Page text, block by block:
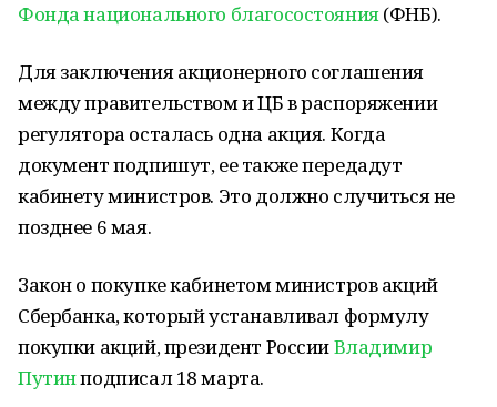
Фонда национального благосостояния(ФНБ).
Для заключения акционерного соглашения
между правительством и ЦБ в распоряжении
регулятора осталась одна акция. Когда
документ подпишут, ее также передадут
кабинету министров. Это должно случиться не
позднее 6 мая.
Закон о покупке кабинетом министров акций
Сбербанка, который устанавливал формулу
покупки акций, президент РоссииВладимир
Путинподписал 18 марта.